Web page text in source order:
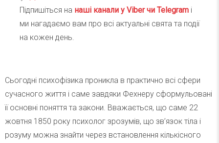
Підпишіться на наші канали у Viber чи Telegram і
ми нагадаємо вам про всі актуальні свята та події
на кожен день.
Сьогодні психофізика проникла в практично всі сфери
сучасного життя і саме завдяки Фехнеру сформульовані
її основні поняття та закони. Вважається, що саме 22
жовтня 1850 року психолог зрозумів, що зв’язок тіла і
розуму можна знайти через встановлення кількісного